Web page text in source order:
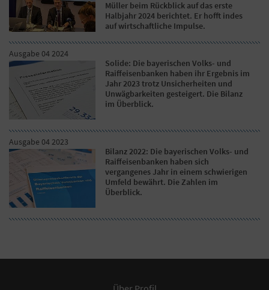
Müller beim Rückblick auf das erste
Halbjahr 2024 berichtet. Er hofft indes
auf wirtschaftliche Impulse.
Ausgabe 04 2024
Solide: Die bayerischen Volks- und
Raiffeisenbanken haben ihr Ergebnis im
Jahr 2023 trotz Unsicherheiten und
Unwägbarkeiten gesteigert. Die Bilanz
im Überblick.
Ausgabe 04 2023
Bilanz 2022: Die bayerischen Volks- und
Raiffeisenbanken haben sich
vergangenes Jahr in einem schwierigen
Umfeld bewährt. Die Zahlen im
Überblick.